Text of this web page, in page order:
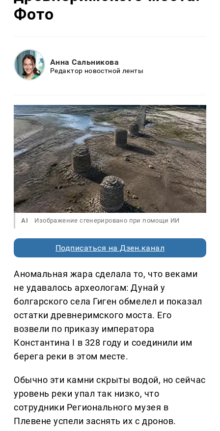
Фото
Анна Сальникова
Редактор новостной ленты
AI Изображение сгенерировано при помощи ИИ
Подписаться на Дзен.канал
Аномальная жара сделала то, что веками
не удавалось археологам: Дунай у
болгарского села Гиген обмелел и показал
остатки древнеримского моста. Его
возвели по приказу императора
Константина I в 328 году и соединили им
берега реки в этом месте.
Обычно эти камни скрыты водой, но сейчас
уровень реки упал так низко, что
сотрудники Регионального музея в
Плевене успели заснять их с дронов.